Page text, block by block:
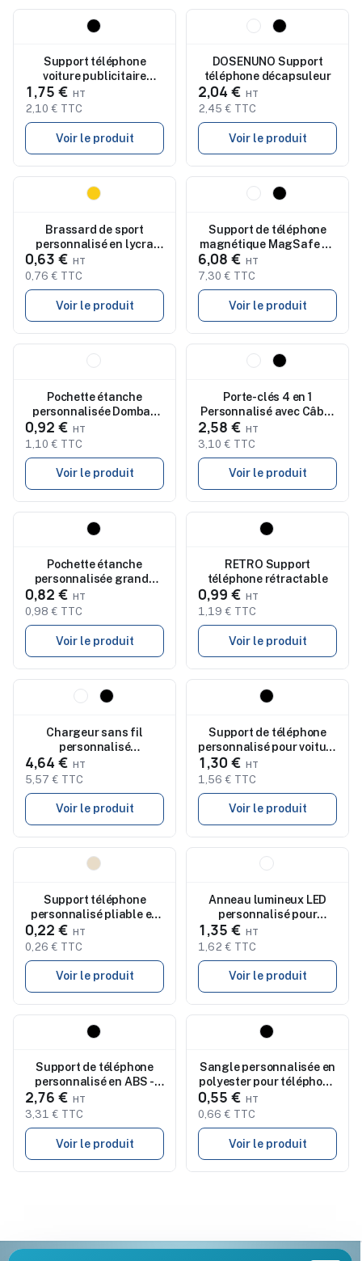
Support téléphone
voiture publicitaire
sécurisé Sienna
1,75 €
2,10 € TTC
Voir le produit
DOSENUNO Support
téléphone décapsuleur
2,04 €
2,45 € TTC
Voir le produit
Brassard de sport
personnalisé en lycra
VISIBLE ME
0,63 €
0,76 € TTC
Voir le produit
Support de téléphone
magnétique MagSafe en
ABS recyclé Nadia
6,08 €
7,30 € TTC
Voir le produit
Pochette étanche
personnalisée Dombay
pour téléphone taille L
0,92 €
1,10 € TTC
Voir le produit
Porte-clés 4 en 1
Personnalisé avec Câble
de Chargement - KEY C
2,58 €
3,10 € TTC
Voir le produit
Pochette étanche
personnalisée grande
pour smartphone - SMAG
0,82 €
0,98 € TTC
Voir le produit
RETRO Support
téléphone rétractable
0,99 €
1,19 € TTC
Voir le produit
Chargeur sans fil
personnalisé
magnétique FLAKE MAG
4,64 €
5,57 € TTC
Voir le produit
Support de téléphone
personnalisé pour voiture
Grip
1,30 €
1,56 € TTC
Voir le produit
Support téléphone
personnalisé pliable en
fibre de blé BAWEN
0,22 €
0,26 € TTC
Voir le produit
Anneau lumineux LED
personnalisé pour
smartphone LUMAX
1,35 €
1,62 € TTC
Voir le produit
Support de téléphone
personnalisé en ABS -
Didi, accessoire de
bureau
2,76 €
3,31 € TTC
Voir le produit
Sangle personnalisée en
polyester pour téléphone
CELESTE
0,55 €
0,66 € TTC
Voir le produit